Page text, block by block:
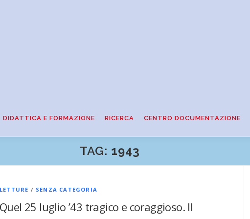
DIDATTICA E FORMAZIONE RICERCA CENTRO DOCUMENTAZIONE
TAG: 1943
LETTURE / SENZA CATEGORIA
Quel 25 luglio ’43 tragico e coraggioso. Il